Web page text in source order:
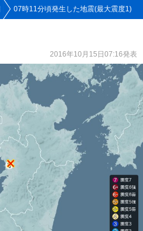
07時11分頃発生した地震(最大震度1)
2016年10月15日07:16発表